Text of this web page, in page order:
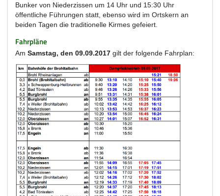
Bunker von Niederzissen um 14 Uhr und 15:30 Uhr
öffentliche Führungen statt, ebenso wird im Ortskern an
beiden Tagen die traditionelle Kirmes gefeiert.
Fahrpläne
Am Samstag, den 09.09.2017 gilt der folgende Fahrplan: